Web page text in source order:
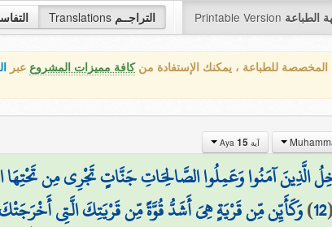
Translations التراجــم Printable Version الطباعة
المخصصة للطباعة ، يمكنك الإستفادة منكافة مميزات المشروع عبر
آية Aya 15
الَّذِينَ آمَنُوا وَعَمِلُوا الصَّالِحَاتِ جَنَّاتٍ تَجْرِي مِن
(
12
)وَكَأَيِّن مِّن قَرْيَةٍ هِيَ أَشَدُّ قُوَّةً مِّن قَرْيَتِكَ الَّتِي